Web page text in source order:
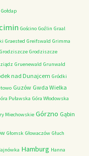
Gołdap
Gościno Goźlin Graal
Graested Greifswald Grimma
Grodziszcze Grodziszcze
Gruenewald Grunwald
nad Dunajcem Gródki
Guzów Gwda Wielka
Puławska Góra Włodowska
Miechowskie Górzno Gąbin
Głomsk Głowaczów Głuch
Hamburg Hanna